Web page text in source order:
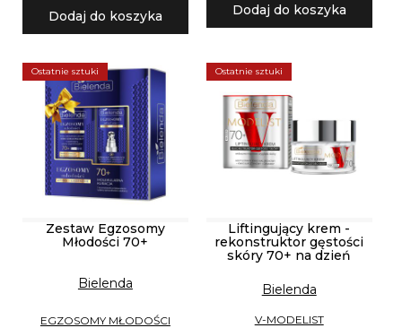
Dodaj do koszyka Dodaj do koszyka
Ostatnie sztuki
Zestaw Egzosomy
Młodości 70+
Bielenda
EGZOSOMY MŁODOŚCI
Ostatnie sztuki
Liftingujący krem -
rekonstruktor gęstości
skóry 70+ na dzień
Bielenda
V-MODELIST